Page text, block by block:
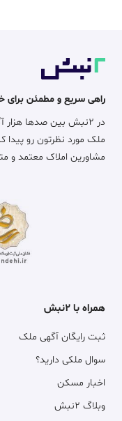
راهی سریع و مطمئن برای
در ۲نبش بین صدها
ملک مورد نظرتون رو پیدا
مشاورین املاک معتمد و
همراه با ۲نبش
ثبت رایگان آگهی ملک
سوال ملکی دارید؟
اخبار مسکن
وبلاگ ۲نبش